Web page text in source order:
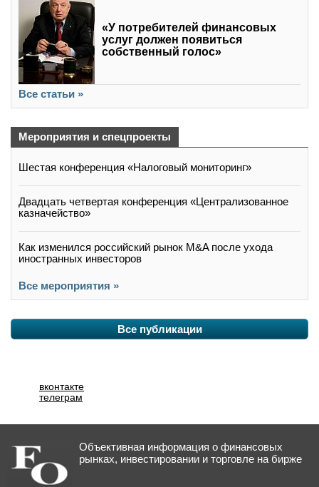
«У потребителей финансовых
услуг должен появиться
собственный голос»
Все статьи »
Мероприятия и спецпроекты
Шестая конференция «Налоговый мониторинг»
Двадцать четвертая конференция «Централизованное
казначейство»
Как изменился российский рынок M&A после ухода
иностранных инвесторов
Все мероприятия »
Все публикации
вконтакте
телеграм
Объективная информация о финансовых
рынках, инвестировании и торговле на бирже